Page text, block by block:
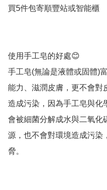
買5件包寄順豐站或智能櫃
使用手工皂的好處😊
手工皂(無論是液體或固體)
能力、滋潤皮膚，更不會對
造成污染，因為手工皂與化
會被細菌分解成水與二氧化
源，也不會對環境造成污染
脅。